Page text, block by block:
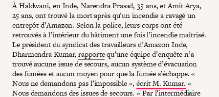
À Haldwani, en Inde, Narendra Prasad, 35 ans, et Amit Arya,
25 ans, ont trouvé la mort après qu’un incendie a ravagé un
entrepôt d’Amazon. Selon la police, leurs corps ont été
retrouvés à l’intérieur du bâtiment une fois l’incendie maîtrisé.
Le président du syndicat des travailleurs d’Amazon Inde,
Dharmendra Kumar,rapportequ’une équipe d’enquête n’a
trouvé aucune issue de secours, aucun système d’évacuation
des fumées et aucun moyen pour que la fumée s’échappe. «
Nous ne demandons pas l’impossible »,écrit M. Kumar. «
Nous demandons des issues de secours. » Par l’intermédiaire